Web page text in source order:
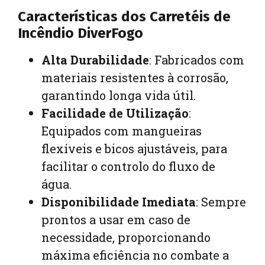
Características dos Carretéis de
Incêndio DiverFogo
Alta Durabilidade: Fabricados com
materiais resistentes à corrosão,
garantindo longa vida útil.
Facilidade de Utilização:
Equipados com mangueiras
flexíveis e bicos ajustáveis, para
facilitar o controlo do fluxo de
água.
Disponibilidade Imediata: Sempre
prontos a usar em caso de
necessidade, proporcionando
máxima eficiência no combate a